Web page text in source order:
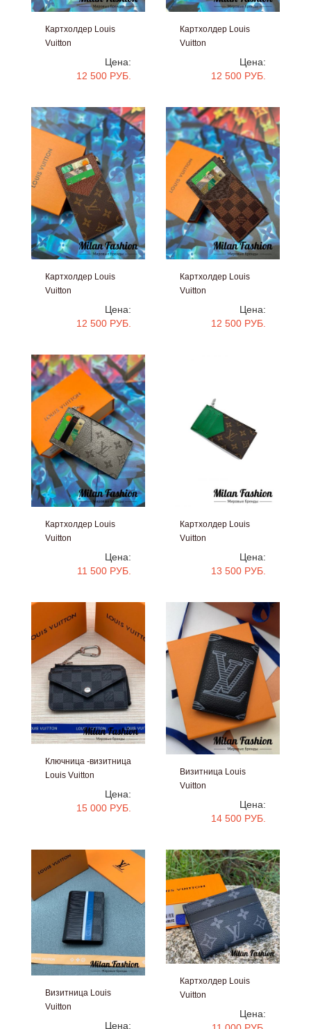
Картхолдер Louis
Vuitton
Цена:
12 500 РУБ.
Картхолдер Louis
Vuitton
Цена:
12 500 РУБ.
Картхолдер Louis
Vuitton
Цена:
12 500 РУБ.
Картхолдер Louis
Vuitton
Цена:
12 500 РУБ.
Картхолдер Louis
Vuitton
Цена:
11 500 РУБ.
Картхолдер Louis
Vuitton
Цена:
13 500 РУБ.
Ключница -визитница
Louis Vuitton
Цена:
15 000 РУБ.
Визитница Louis
Vuitton
Цена:
14 500 РУБ.
Визитница Louis
Vuitton
Цена:
Картхолдер Louis
Vuitton
Цена: